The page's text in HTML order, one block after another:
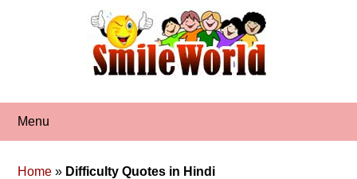
Menu
Home » Difficulty Quotes in Hindi